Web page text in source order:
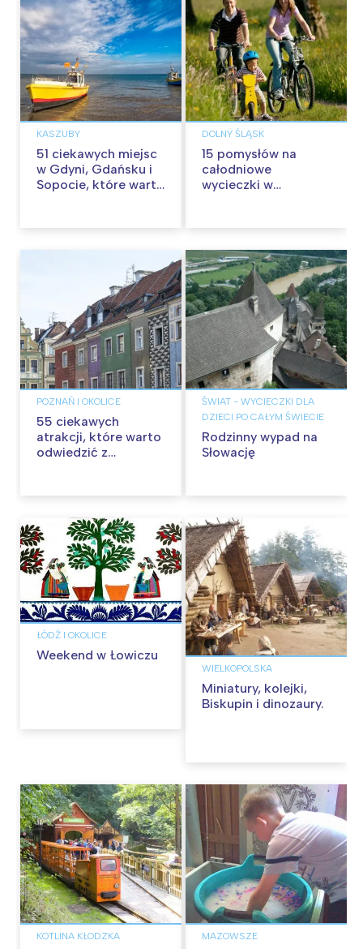
KASZUBY
51 ciekawych miejsc
w Gdyni, Gdańsku i
Sopocie, które warto
DOLNY ŚLĄSK
15 pomysłów na
całodniowe
wycieczki w
POZNAŃ I OKOLICE
55 ciekawych
atrakcji, które warto
odwiedzić z
ŚWIAT - WYCIECZKI DLA
DZIECI PO CAŁYM ŚWIECIE
Rodzinny wypad na
Słowację
ŁÓDŹ I OKOLICE
Weekend w Łowiczu
WIELKOPOLSKA
Miniatury, kolejki,
Biskupin i dinozaury.
KOTLINA KŁODZKA MAZOWSZE